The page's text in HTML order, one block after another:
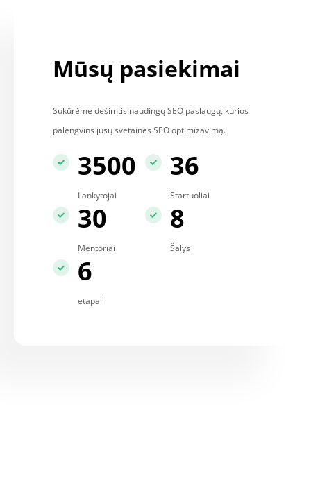
Mūsų pasiekimai
Sukūrėme dešimtis naudingų SEO paslaugų, kurios
palengvins jūsų svetainės SEO optimizavimą.
3500
Lankytojai
36
Startuoliai
30
Mentoriai
8
Šalys
6
etapai